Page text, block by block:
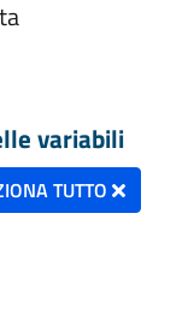
variabili
TUTTO